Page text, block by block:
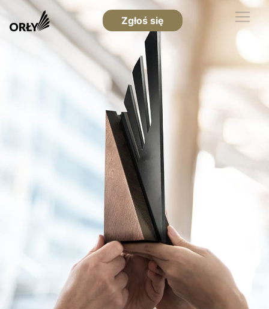
Zgłoś się